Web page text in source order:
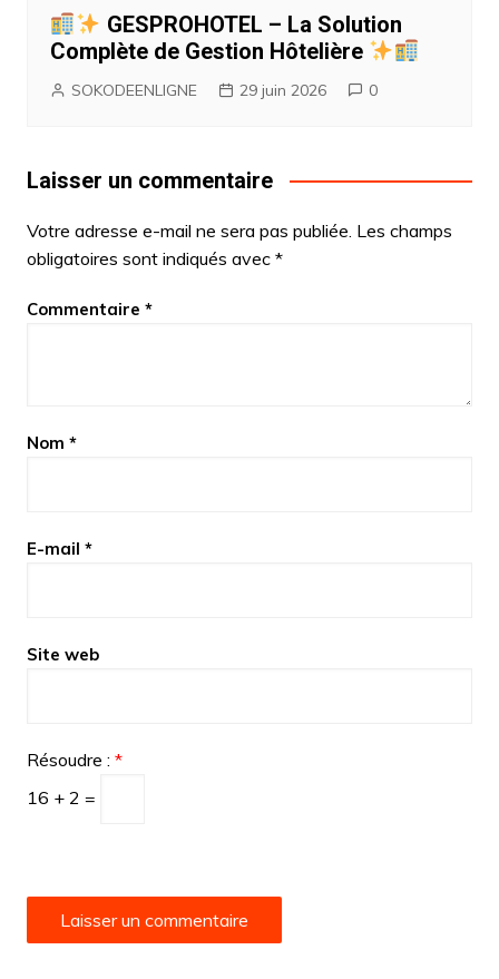
GESPROHOTEL – La Solution
Complète de Gestion Hôtelière
SOKODEENLIGNE 29 juin 2026 0
Laisser un commentaire
Votre adresse e-mail ne sera pas publiée. Les champs
obligatoires sont indiqués avec *
Commentaire *
Nom *
E-mail *
Site web
Résoudre : *
16 + 2 =